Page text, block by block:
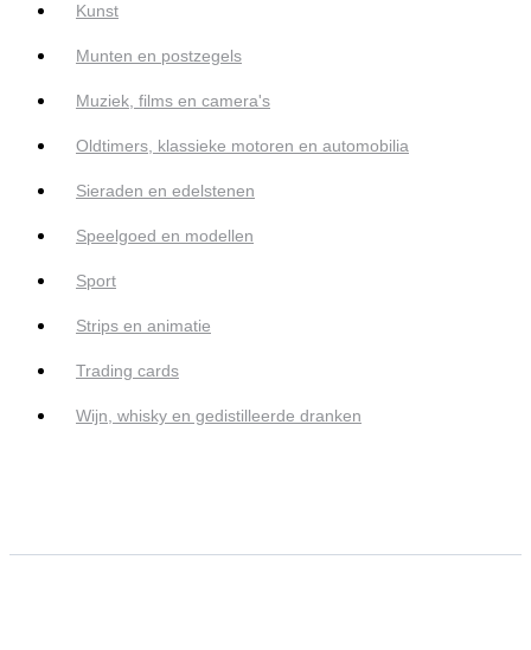
Kunst
Munten en postzegels
Muziek, films en camera's
Oldtimers, klassieke motoren en automobilia
Sieraden en edelstenen
Speelgoed en modellen
Sport
Strips en animatie
Trading cards
Wijn, whisky en gedistilleerde dranken